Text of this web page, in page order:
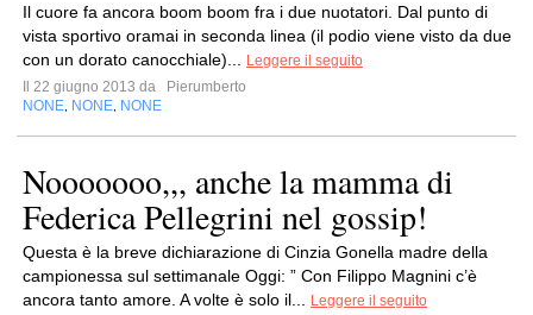
Il cuore fa ancora boom boom fra i due nuotatori. Dal punto di
vista sportivo oramai in seconda linea (il podio viene visto da due
con un dorato canocchiale)...
Leggere il seguito
Il 22 giugno 2013 da
Pierumberto
NONE NONE NONE
Nooooooo,,, anche la mamma di
Federica Pellegrini nel gossip!
Questa è la breve dichiarazione di Cinzia Gonella madre della
campionessa sul settimanale Oggi: ” Con Filippo Magnini c’è
ancora tanto amore. A volte è solo il...
Leggere il seguito